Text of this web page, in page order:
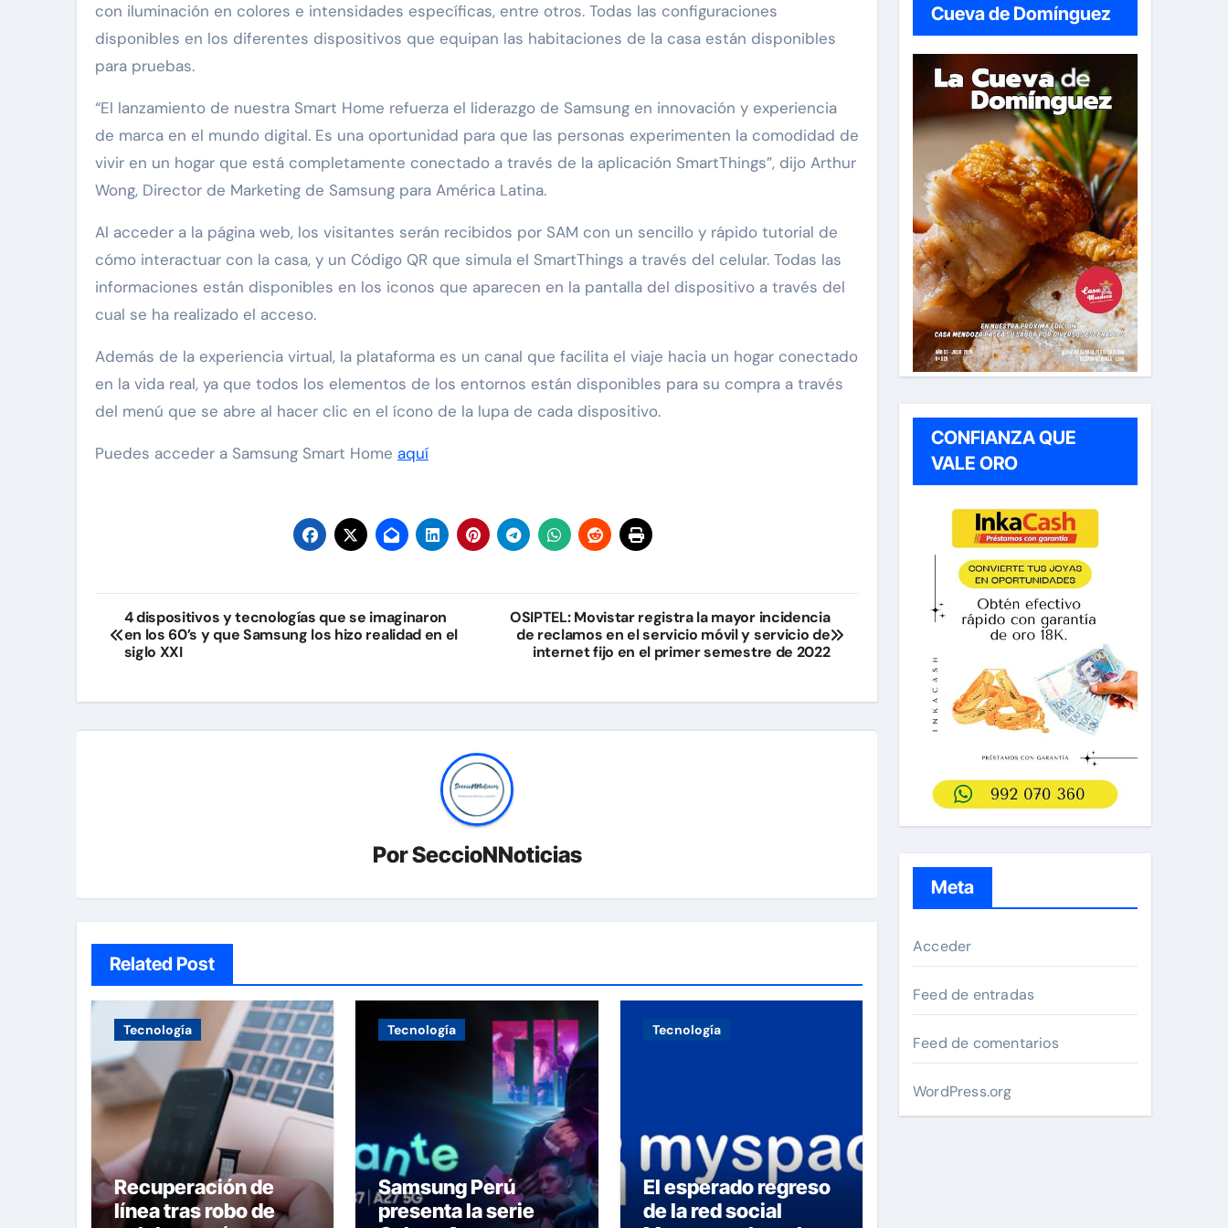
con iluminación en colores e intensidades específicas, entre otros. Todas las configuraciones
disponibles en los diferentes dispositivos que equipan las habitaciones de la casa están disponibles
para pruebas.
“El lanzamiento de nuestra Smart Home refuerza el liderazgo de Samsung en innovación y experiencia
de marca en el mundo digital. Es una oportunidad para que las personas experimenten la comodidad de
vivir en un hogar que está completamente conectado a través de la aplicación SmartThings”, dijo Arthur
Wong, Director de Marketing de Samsung para América Latina.
Al acceder a la página web, los visitantes serán recibidos por SAM con un sencillo y rápido tutorial de
cómo interactuar con la casa, y un Código QR que simula el SmartThings a través del celular. Todas las
informaciones están disponibles en los iconos que aparecen en la pantalla del dispositivo a través del
cual se ha realizado el acceso.
Además de la experiencia virtual, la plataforma es un canal que facilita el viaje hacia un hogar conectado
en la vida real, ya que todos los elementos de los entornos están disponibles para su compra a través
del menú que se abre al hacer clic en el ícono de la lupa de cada dispositivo.
Puedes acceder a Samsung Smart Home aquí
Navegación
de
4 dispositivos y tecnologías que se imaginaron
en los 60’s y que Samsung los hizo realidad en el
siglo XXI
OSIPTEL: Movistar registra la mayor incidencia
de reclamos en el servicio móvil y servicio de
internet fijo en el primer semestre de 2022
PorSeccioNNoticias
Related Post
Tecnología
Recuperación de
línea tras robo de
Tecnología
Samsung Perú
presenta la serie
Tecnología
El esperado regreso
de la red social
Cueva de Domínguez
CONFIANZA QUE
VALE ORO
Meta
Acceder
Feed de entradas
Feed de comentarios
WordPress.org